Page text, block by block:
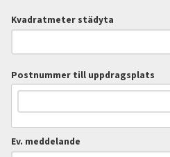
Kvadratmeter städyta
Postnummer till uppdragsplats
Ev. meddelande